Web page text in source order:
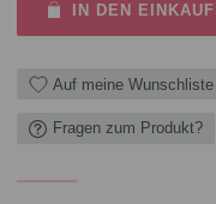
IN DEN
Auf meine Wunschliste
Fragen zum Produkt?